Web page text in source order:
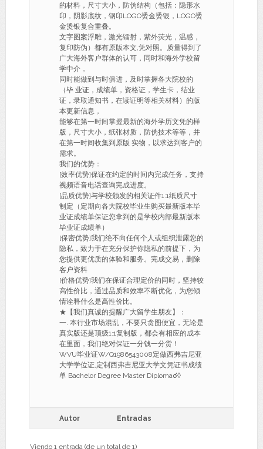
的材料，尺寸大小，防伪结构（包括：隐形水
印，阴影底纹，钢印LOGO烫金烫银，LOGO烫
金烫银复合重叠。
文字图案浮雕，激光镭射，紫外荧光，温感，
复印防伪）都有原版本文,凭对照。质量得到了
广大海外客户群体的认可，同时和海外学校留
学中介，
同时能做到与时俱进，及时掌握各大院校的
（毕 业证，成绩单，资格证，学生卡，结业
证，录取通知书，在读证明等相关材料）的版
本更新信息，
能够在第一时间掌握最新的海外学历文凭的样
版，尺寸大小，纸张材质，防伪技术等等，并
在第一时间收集到原版 实物，以求达到客户的
需求。
我们的优势：
[效率优势]保证在约定的时间内完成任务，支持
视频语音电话查询完成进度。
[品质优势]与学校颁发的相关证件1:1纸质尺寸
制定（定期向各大院校毕业生购买最新版本毕
业证成绩单保证您拿到的是学校内部最新版本
毕业证成绩单）
[保密优势]我们绝不向任何个人或组织泄露您的
隐私，致力于在充分保护你隐私的前提下，为
您提供更优质的体验和服务。完成交易，删除
客户资料
[价格优势]我们在保证合理定价的同时，坚持较
高性价比，通过品质和效率不断优化，为您倾
情诠释什么是高性价比。
★【我们真诚的提醒广大留学生朋友】：
一. 本行业市场混乱，不要只贪图便宜，无论是
真实版还是顶级1:1复制版，都会有相应的成本
在里面，我们绝对保证一分钱一分货！
WVU毕业证W/Q1986543008定做西弗吉尼亚
大学学位证,定制西弗吉尼亚大学文凭证书成绩
单 Bachelor Degree Master Diploma☌◊
Autor Entradas
Viendo 1 entrada (de un total de 1)